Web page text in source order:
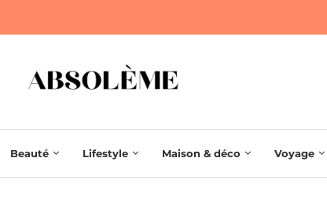
Beauté Lifestyle Maison & déco Voyage